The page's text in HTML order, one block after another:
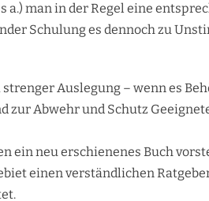
man in der Regel eine
Schulung es dennoch zu
Auslegung – wenn es
Abwehr und Schutz
ein neu erschienenes Buch
einen verständlichen